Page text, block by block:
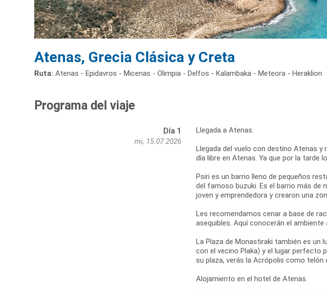
Atenas, Grecia Clásica y Creta
Ruta: Atenas - Epidavros - Micenas - Olimpia - Delfos - Kalambaka - Meteora - Heraklion
Programa del viaje
Día 1
mi, 15.07.2026
Llegada a Atenas.
Llegada del vuelo con destino Atenas y
día libre en Atenas. Ya que por la tarde
Psiri es un barrio lleno de pequeños
del famoso buzuki. Es el barrio más de
joven y emprendedora y crearon una
Les recomendamos cenar a base de
asequibles. Aquí conocerán el
La Plaza de Monastiraki también es un
con el vecino Plaka) y el lugar perfecto
su plaza, verás la Acrópolis como
Alojamiento en el hotel de Atenas.